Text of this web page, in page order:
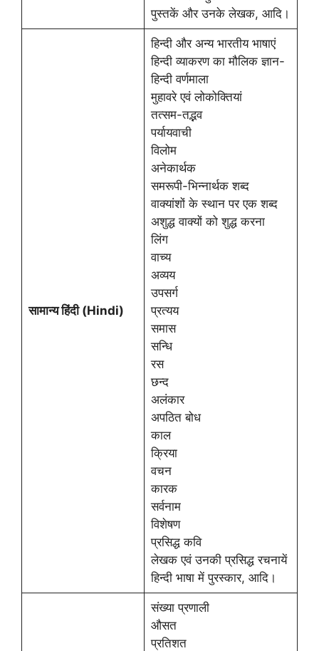
पुस्तकें और उनके लेखक, आदि।
सामान्य हिंदी (Hindi)
हिन्दी और अन्य भारतीय भाषाएं
हिन्दी व्याकरण का मौलिक ज्ञान-
हिन्दी वर्णमाला
मुहावरे एवं लोकोक्तियां
तत्सम-तद्भव
पर्यायवाची
विलोम
अनेकार्थक
समरूपी-भिन्नार्थक शब्द
वाक्यांशों के स्थान पर एक शब्द
अशुद्ध वाक्यों को शुद्ध करना
लिंग
वाच्य
अव्यय
उपसर्ग
प्रत्यय
समास
सन्धि
रस
छन्द
अलंकार
अपठित बोध
काल
क्रिया
वचन
कारक
सर्वनाम
विशेषण
प्रसिद्ध कवि
लेखक एवं उनकी प्रसिद्ध रचनायें
हिन्दी भाषा में पुरस्कार, आदि।
संख्या प्रणाली
औसत
प्रतिशत